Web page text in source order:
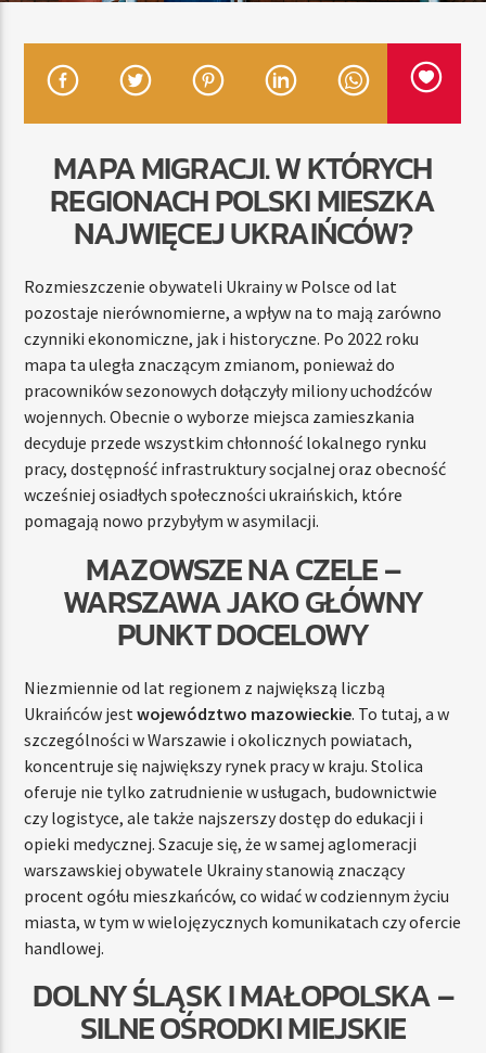
TERAZ
RADIO STREFA MUZY
MAPA MIGRACJI. W KTÓRYCH
REGIONACH POLSKI MIESZKA
NAJWIĘCEJ UKRAIŃCÓW?
Rozmieszczenie obywateli Ukrainy w Polsce od lat
pozostaje nierównomierne, a wpływ na to mają zarówno
czynniki ekonomiczne, jak i historyczne. Po 2022 roku
mapa ta uległa znaczącym zmianom, ponieważ do
pracowników sezonowych dołączyły miliony uchodźców
wojennych. Obecnie o wyborze miejsca zamieszkania
decyduje przede wszystkim chłonność lokalnego rynku
pracy, dostępność infrastruktury socjalnej oraz obecność
wcześniej osiadłych społeczności ukraińskich, które
pomagają nowo przybyłym w asymilacji.
MAZOWSZE NA CZELE –
WARSZAWA JAKO GŁÓWNY
PUNKT DOCELOWY
Niezmiennie od lat regionem z największą liczbą
Ukraińców jestwojewództwo mazowieckie. To tutaj, a w
szczególności w Warszawie i okolicznych powiatach,
koncentruje się największy rynek pracy w kraju. Stolica
oferuje nie tylko zatrudnienie w usługach, budownictwie
czy logistyce, ale także najszerszy dostęp do edukacji i
opieki medycznej. Szacuje się, że w samej aglomeracji
warszawskiej obywatele Ukrainy stanowią znaczący
procent ogółu mieszkańców, co widać w codziennym życiu
miasta, w tym w wielojęzycznych komunikatach czy ofercie
handlowej.
DOLNY ŚLĄSK I MAŁOPOLSKA –
SILNE OŚRODKI MIEJSKIE